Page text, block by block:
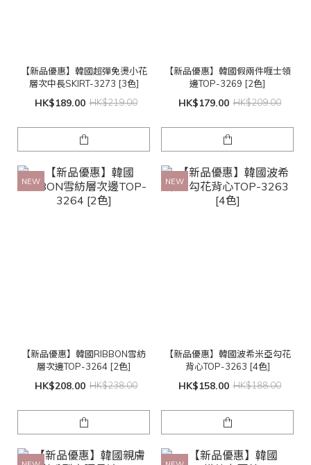
【新品優惠】韓國超彈免燙小花
層次中長SKIRT-3273 [3色]
HK$189.00 HK$219.00
【新品優惠】韓國假兩件喱士領
邊TOP-3269 [2色]
HK$179.00 HK$209.00
NEW
【新品優惠】韓國RIBBON雪紡
層次邊TOP-3264 [2色]
HK$208.00 HK$238.00
NEW
【新品優惠】韓國波希米亞勾花
背心TOP-3263 [4色]
HK$158.00 HK$188.00